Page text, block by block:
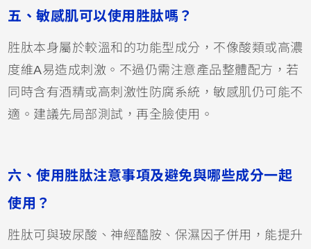
五、敏感肌可以使用胜肽嗎？
胜肽本身屬於較溫和的功能型成分，不像酸類或高濃
度維A易造成刺激。不過仍需注意產品整體配方，若
同時含有酒精或高刺激性防腐系統，敏感肌仍可能不
適。建議先局部測試，再全臉使用。
六、使用胜肽注意事項及避免與哪些成分一起
使用？
胜肽可與玻尿酸、神經醯胺、保濕因子併用，能提升